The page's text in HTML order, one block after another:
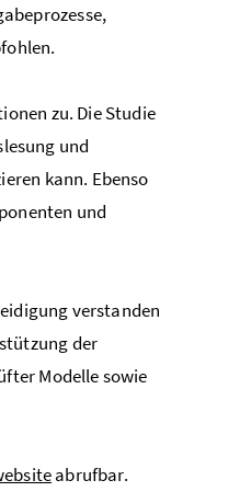
zu. Die Studie
und
kann. Ebenso
und
verstanden
der
Modelle sowie
abrufbar.